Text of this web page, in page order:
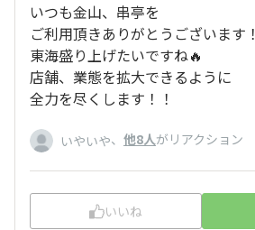
いつも金山、串亭を
ご利用頂きありがとうございます！
東海盛り上げたいですね🔥
店舗、業態を拡大できるように
全力を尽くします！！
いやいや、 他8人がリアクション
いいね